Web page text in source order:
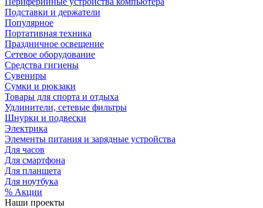
Подставки и держатели
Популярное
Портативная техника
Праздничное освещение
Сетевое оборудование
Средства гигиены
Сувениры
Сумки и рюкзаки
Товары для спорта и отдыха
Удлинители, сетевые фильтры
Шнурки и подвески
Электрика
Элементы питания и зарядные устройства
Для часов
Для смартфона
Для планшета
Для ноутбука
% Акции
Наши проекты